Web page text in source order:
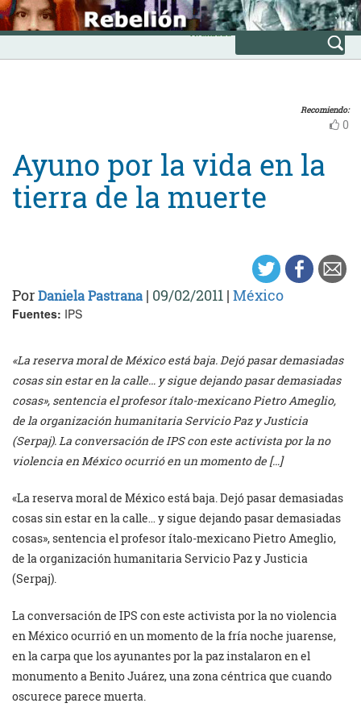
Skip
to
content
INICIO
Avanzada
Recomiendo:
0
Ayuno por la vida en la
tierra de la muerte
PorDaniela Pastrana | 09/02/2011 | México
Fuentes: IPS
«La reserva moral de México está baja. Dejó pasar demasiadas
cosas sin estar en la calle… y sigue dejando pasar demasiadas
cosas», sentencia el profesor ítalo-mexicano Pietro Ameglio,
de la organización humanitaria Servicio Paz y Justicia
(Serpaj). La conversación de IPS con este activista por la no
violencia en México ocurrió en un momento de […]
«La reserva moral de México está baja. Dejó pasar demasiadas
cosas sin estar en la calle… y sigue dejando pasar demasiadas
cosas», sentencia el profesor ítalo-mexicano Pietro Ameglio,
de la organización humanitaria Servicio Paz y Justicia
(Serpaj).
La conversación de IPS con este activista por la no violencia
en México ocurrió en un momento de la fría noche juarense,
en la carpa que los ayunantes por la paz instalaron en el
monumento a Benito Juárez, una zona céntrica que cuando
oscurece parece muerta.